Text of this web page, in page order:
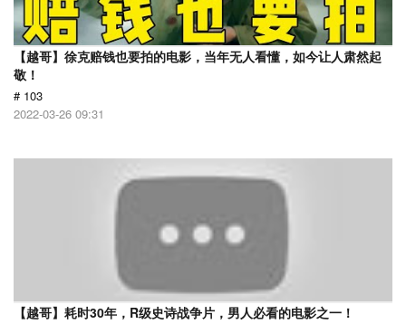
【越哥】徐克赔钱也要拍的电影，当年无人看懂，如今让人肃然起
敬！
# 103
2022-03-26 09:31
【越哥】耗时30年，R级史诗战争片，男人必看的电影之一！